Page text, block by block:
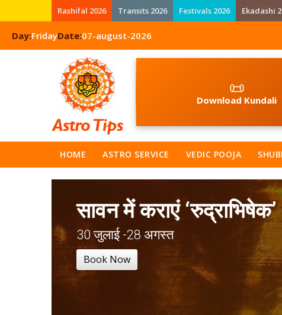
Rashifal 2026 Transits 2026 Festivals 2026 Ekadashi
Day:FridayDate:07-august-2026
📜
Download Kundali
HOME ASTRO SERVICE VEDIC POOJA
सावन में कराएं ‘रुद्राभिषेक’
30 जुलाई -28 अगस्त
Book Now